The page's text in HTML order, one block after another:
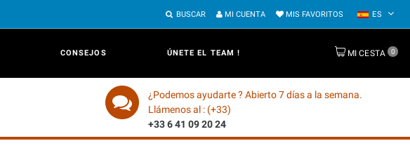
BUSCAR MI CUENTA MIS FAVORITOS ES
CONSEJOS ÚNETE EL TEAM ! MI CESTA 0
¿Podemos ayudarte ? Abierto 7 días a la semana.
Llámenos al : (+33)
+33 6 41 09 20 24